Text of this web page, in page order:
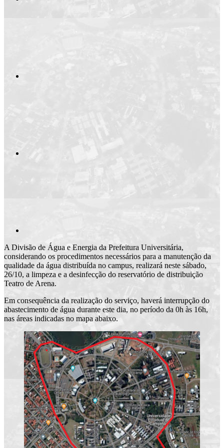
A Divisão de Água e Energia da Prefeitura Universitária,
considerando os procedimentos necessários para a manutenção da
qualidade da água distribuída no campus, realizará neste sábado,
26/10, a limpeza e a desinfecção do reservatório de distribuição
Teatro de Arena.
Em consequência da realização do serviço, haverá interrupção do
abastecimento de água durante este dia, no período da 0h às 16h,
nas áreas indicadas no mapa abaixo.